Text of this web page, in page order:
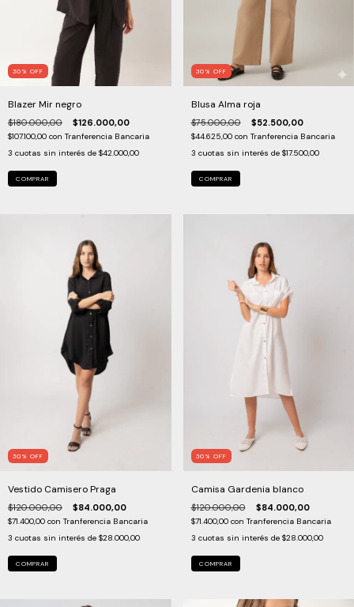
30 % OFF
Blazer Mir negro
$180.000,00 $126.000,00
$107.100,00 con Tranferencia Bancaria
3 cuotas sin interés de $42.000,00
COMPRAR
30 % OFF
Blusa Alma roja
$75.000,00 $52.500,00
$44.625,00 con Tranferencia Bancaria
3 cuotas sin interés de $17.500,00
COMPRAR
30 % OFF
Vestido Camisero Praga
$120.000,00 $84.000,00
$71.400,00 con Tranferencia Bancaria
3 cuotas sin interés de $28.000,00
COMPRAR
30 % OFF
Camisa Gardenia blanco
$120.000,00 $84.000,00
$71.400,00 con Tranferencia Bancaria
3 cuotas sin interés de $28.000,00
COMPRAR